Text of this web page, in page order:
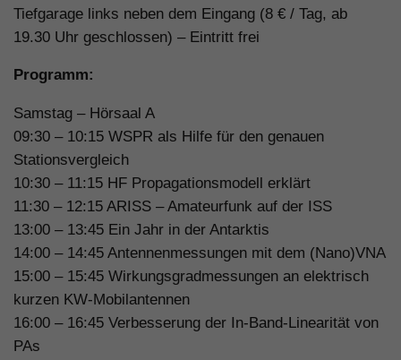
Tiefgarage links neben dem Eingang (8 € / Tag, ab
19.30 Uhr geschlossen) – Eintritt frei
Programm:
Samstag – Hörsaal A
09:30 – 10:15 WSPR als Hilfe für den genauen
Stationsvergleich
10:30 – 11:15 HF Propagationsmodell erklärt
11:30 – 12:15 ARISS – Amateurfunk auf der ISS
13:00 – 13:45 Ein Jahr in der Antarktis
14:00 – 14:45 Antennenmessungen mit dem (Nano)VNA
15:00 – 15:45 Wirkungsgradmessungen an elektrisch
kurzen KW-Mobilantennen
16:00 – 16:45 Verbesserung der In-Band-Linearität von
PAs